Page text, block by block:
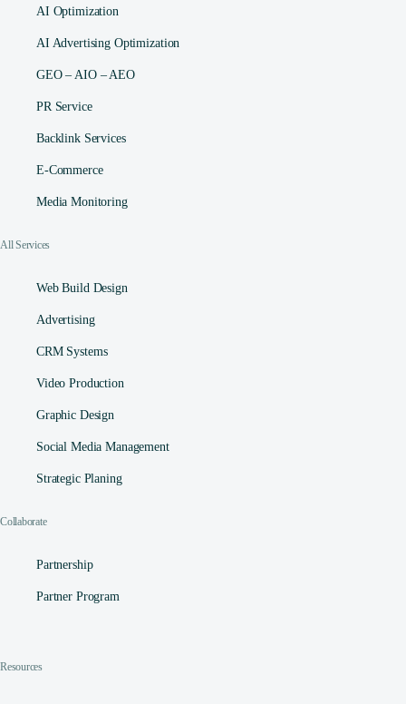
AI Optimization
AI Advertising Optimization
GEO – AIO – AEO
PR Service
Backlink Services
E-Commerce
Media Monitoring
All Services
Web Build Design
Advertising
CRM Systems
Video Production
Graphic Design
Social Media Management​
Strategic Planing
Collaborate
Partnership
Partner Program
Resources